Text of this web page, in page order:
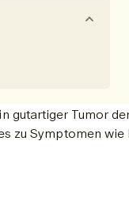
gutartiger Tumor
zu Symptomen